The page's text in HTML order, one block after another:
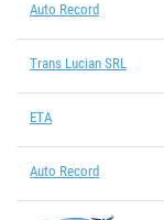
Auto Record
Trans Lucian SRL
ETA
Auto Record